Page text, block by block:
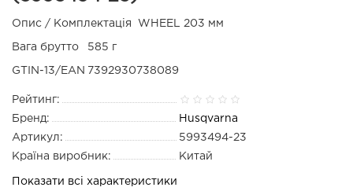
Опис / Комплектація WHEEL 203 мм
Вага брутто 585 г
GTIN-13/EAN 7392930738089
Рейтинг:
Бренд:
Husqvarna
Артикул:
5993494-23
Країна виробник:
Китай
Показати всі характеристики